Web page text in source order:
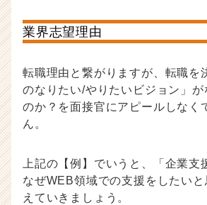
業界志望理由
転職理由と繋がりますが、転職を
のなりたい/やりたいビジョン」
のか？を面接官にアピールしなく
ん。
上記の【例】でいうと、「企業支
なぜWEB領域での支援をしたい
えていきましょう。